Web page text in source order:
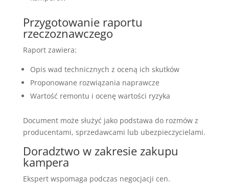
Przygotowanie raportu
rzeczoznawczego
Raport zawiera:
Opis wad technicznych z oceną ich skutków
Proponowane rozwiązania naprawcze
Wartość remontu i ocenę wartości ryzyka
Document może służyć jako podstawa do rozmów z
producentami, sprzedawcami lub ubezpieczycielami.
Doradztwo w zakresie zakupu
kampera
Ekspert wspomaga podczas negocjacji cen.